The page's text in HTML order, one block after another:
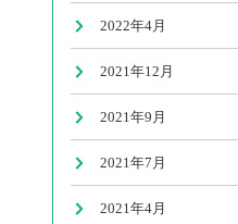
2022年4月
2021年12月
2021年9月
2021年7月
2021年4月